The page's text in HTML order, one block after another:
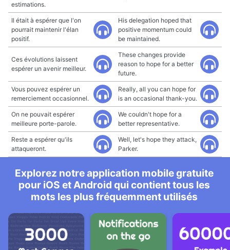
estimations.
Il était à espérer que l'on
pourrait maintenir l'élan
positif.
His delegation hoped that
positive momentum could
be maintained.
Ces évolutions laissent
espérer un avenir meilleur.
These changes provide
reason to hope for a better
future.
Vous pouvez espérer un
remerciement occasionnel.
Really, all you can hope for
is an occasional thank-you.
On ne pouvait espérer
meilleure porte-parole.
We couldn't hope for a
better representative.
Reste a espérer qu'ils
attaqueront.
Well, let's hope they attack,
Parker.
Explorez notre application mobile gratuite
pour iOS et Android qui contient tous les
mots les plus fréquemment utilisés